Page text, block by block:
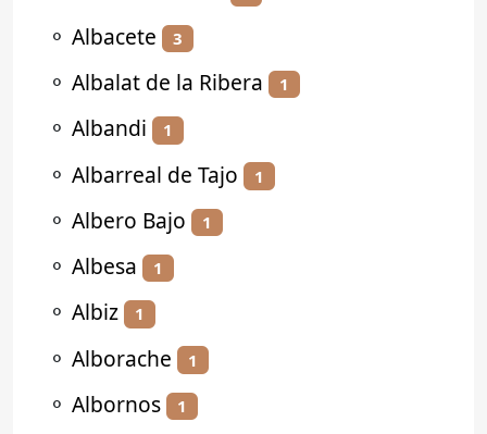
⚬ Albacete 3
⚬ Albalat de la Ribera 1
⚬ Albandi 1
⚬ Albarreal de Tajo 1
⚬ Albero Bajo 1
⚬ Albesa 1
⚬ Albiz 1
⚬ Alborache 1
⚬ Albornos 1